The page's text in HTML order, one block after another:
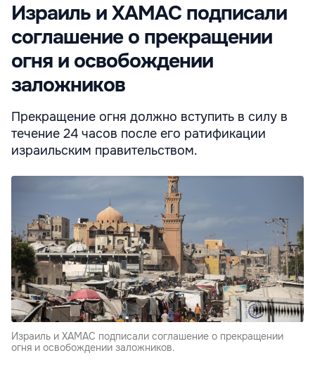
Израиль и ХАМАС подписали
соглашение о прекращении
огня и освобождении
заложников
Прекращение огня должно вступить в силу в
течение 24 часов после его ратификации
израильским правительством.
Израиль и ХАМАС подписали соглашение о прекращении
огня и освобождении заложников.